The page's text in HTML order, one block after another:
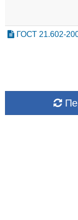
ГОСТ 21.602-